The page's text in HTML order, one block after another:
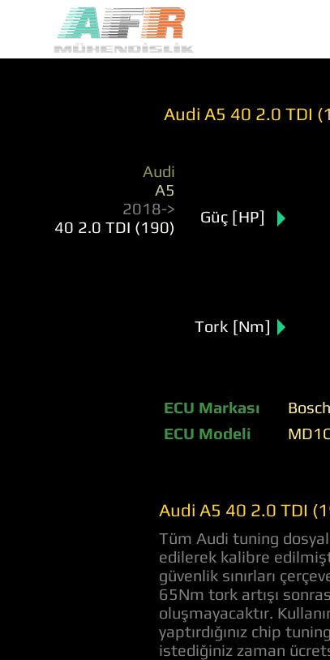
Audi A5 40 2.0 TDI
Audi
A5
2018->
40 2.0 TDI (190)
Güç [HP]
Tork [Nm]
ECU Markası
ECU Modeli
Bosch
Audi A5 40 2.0 TDI
Tüm Audi tuning
edilerek kalibre
güvenlik sınırları
65Nm tork artışı
oluşmayacaktır.
yaptırdığınız chip
istediğiniz zaman